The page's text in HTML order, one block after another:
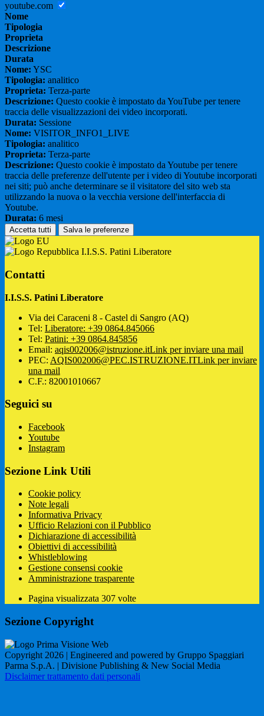
youtube.com
Nome
Tipologia
Proprieta
Descrizione
Durata
Nome: YSC
Tipologia: analitico
Proprieta: Terza-parte
Descrizione: Questo cookie è impostato da YouTube per tenere
traccia delle visualizzazioni dei video incorporati.
Durata: Sessione
Nome: VISITOR_INFO1_LIVE
Tipologia: analitico
Proprieta: Terza-parte
Descrizione: Questo cookie è impostato da Youtube per tenere
traccia delle preferenze dell'utente per i video di Youtube incorporati
nei siti; può anche determinare se il visitatore del sito web sta
utilizzando la nuova o la vecchia versione dell'interfaccia di
Youtube.
Durata: 6 mesi
Accetta tutti Salva le preferenze
I.I.S.S. Patini Liberatore
Contatti
I.I.S.S. Patini Liberatore
Via dei Caraceni 8 - Castel di Sangro (AQ)
Tel: Liberatore: +39 0864.845066
Tel: Patini: +39 0864.845856
Email: aqis002006@istruzione.itLink per inviare una mail
PEC: AQIS002006@PEC.ISTRUZIONE.ITLink per inviare
una mail
C.F.: 82001010667
Seguici su
Facebook
Youtube
Instagram
Sezione Link Utili
Cookie policy
Note legali
Informativa Privacy
Ufficio Relazioni con il Pubblico
Dichiarazione di accessibilità
Obiettivi di accessibilità
Whistleblowing
Gestione consensi cookie
Amministrazione trasparente
Pagina visualizzata 307 volte
Sezione Copyright
Copyright 2026 | Engineered and powered by Gruppo Spaggiari
Parma S.p.A. | Divisione Publishing & New Social Media
Disclaimer trattamento dati personali